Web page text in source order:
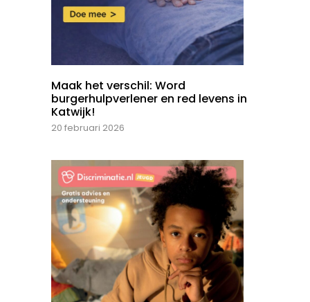
Maak het verschil: Word
burgerhulpverlener en red levens in
Katwijk!
20 februari 2026